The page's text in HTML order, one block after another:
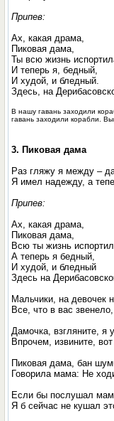
Припев:
Ах, какая драма,
Пиковая дама,
Ты всю жизнь
И теперь я, бедный,
И худой, и бледный.
Здесь, на
В нашу гавань заходили
гавань заходили корабли.
3. Пиковая дама
Раз гляжу я между –
Я имел надежду, а
Припев:
Ах, какая драма,
Пиковая дама,
Всю ты жизнь
А теперь я бедный,
И худой, и бледный
Здесь на
Мальчики, на девочек
Все, что в вас
Дамочка, взгляните, я
Впрочем, извините,
Пиковая дама, бан
Говорила мама: Не
Если бы послушал
Я б сейчас не кушал